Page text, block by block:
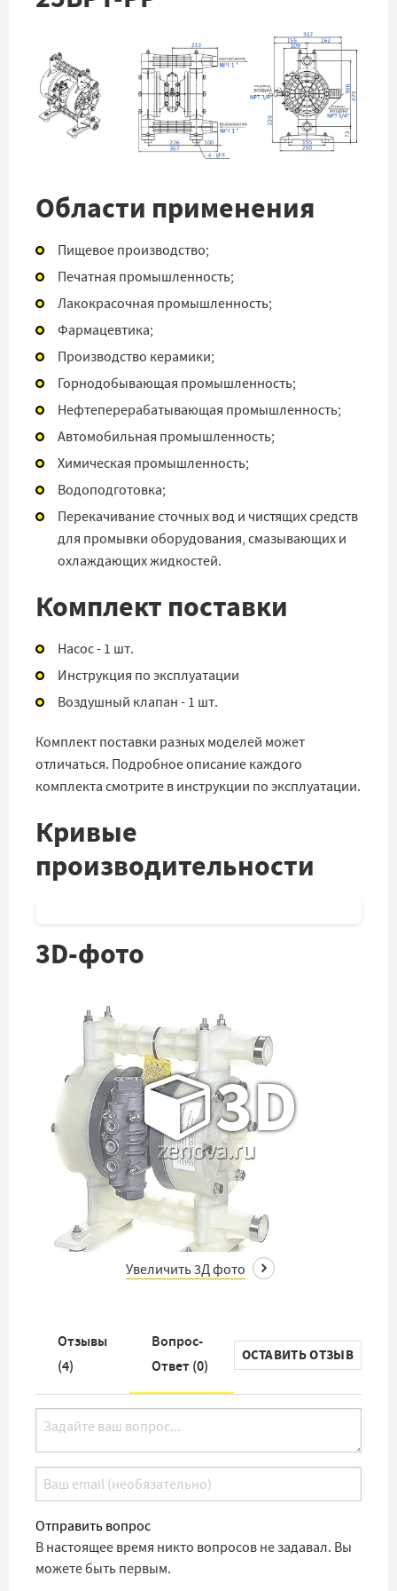
Области применения
Пищевое производство;
Печатная промышленность;
Лакокрасочная промышленность;
Фармацевтика;
Производство керамики;
Горнодобывающая промышленность;
Нефтеперерабатывающая промышленность;
Автомобильная промышленность;
Химическая промышленность;
Водоподготовка;
Перекачивание сточных вод и чистящих средств
для промывки оборудования, смазывающих и
охлаждающих жидкостей.
Комплект поставки
Насос - 1 шт.
Инструкция по эксплуатации
Воздушный клапан - 1 шт.
Комплект поставки разных моделей может
отличаться. Подробное описание каждого
комплекта смотрите в инструкции по эксплуатации.
Кривые
производительности
3D-фото
3D
Увеличить 3Д фото
Отзывы
(4)
Вопрос-
Ответ (0)
ОСТАВИТЬ ОТЗЫВ
Отправить вопрос
В настоящее время никто вопросов не задавал. Вы
можете быть первым.